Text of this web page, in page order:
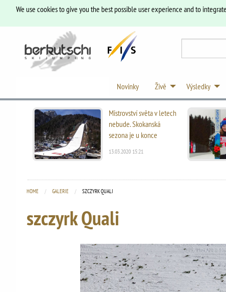
We use cookies to give you the best possible user experience and to
Novinky Živě Výsledky
Mistrovství světa v letech
nebude. Skokanská
sezona je u konce
13.03.2020 15:21
HOME GALERIE CURRENT:
SZCZYRK QUALI
szczyrk Quali